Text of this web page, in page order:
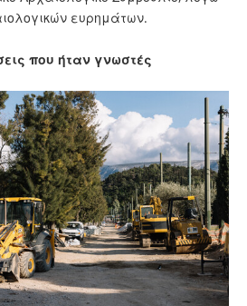
ευρημάτων.
που ήταν γνωστές